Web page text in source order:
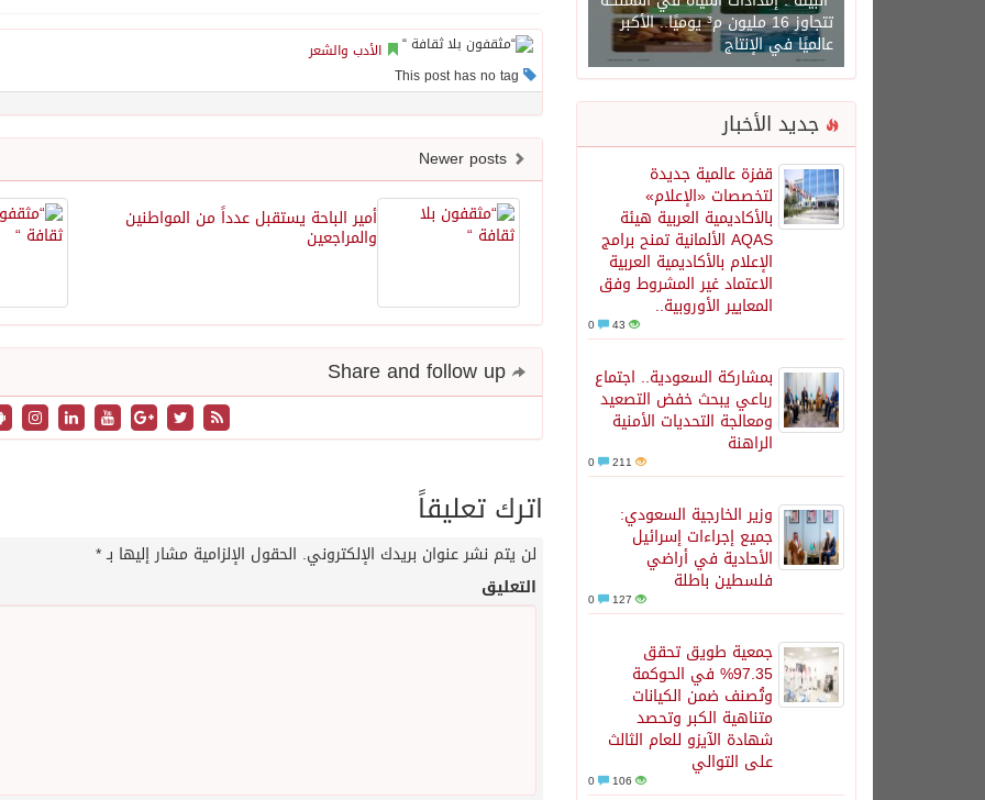
تتجاوز 16 مليون م³ يوميًا.. الأكبر
عالميًا في الإنتاج
جديد الأخبار
قفزة عالمية جديدة
لتخصصات «الإعلام»
بالأكاديمية العربية هيئة
AQAS الألمانية تمنح برامج
الإعلام بالأكاديمية العربية
الاعتماد غير المشروط وفق
المعايير الأوروبية..
43
بمشاركة السعودية.. اجتماع
رباعي يبحث خفض التصعيد
ومعالجة التحديات الأمنية
الراهنة
211
وزير الخارجية السعودي:
جميع إجراءات إسرائيل
الأحادية في أراضي
فلسطين باطلة
127
جمعية طويق تحقق
97.35% في الحوكمة
وتُصنف ضمن الكيانات
متناهية الكبر وتحصد
شهادة الآيزو للعام الثالث
على التوالي
106
الأدب والشعر
أمير الباحة يستقبل عدداً من المواطنين
والمراجعين
اترك تعليقاً
لن يتم نشر عنوان بريدك الإلكتروني. الحقول الإلزامية مشار إليها بـ*
التعليق